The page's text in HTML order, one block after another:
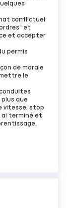
conflictuel
et
et accepter
permis
de morale
le
que
vitesse, stop
ai terminé et